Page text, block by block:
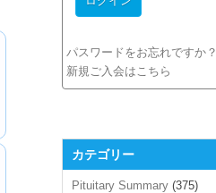
パスワードをお忘れですか？
新規ご入会はこちら
カテゴリー
Pituitary Summary(375)